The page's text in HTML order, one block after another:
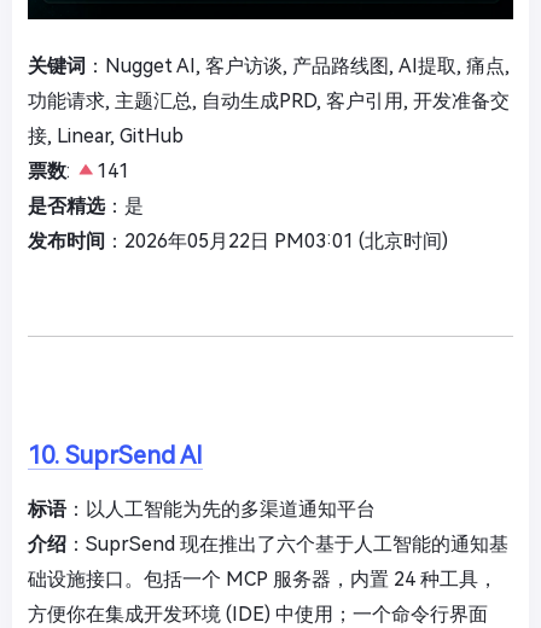
关键词 ：Nugget AI, 客户访谈, 产品路线图, AI提取, 痛点,
功能请求, 主题汇总, 自动生成PRD, 客户引用, 开发准备交
接, Linear, GitHub
票数:
141
是否精选：是
发布时间 ：2026年05月22日 PM03:01 (北京时间)
10. SuprSend AI
标语：以人工智能为先的多渠道通知平台
介绍 ：SuprSend 现在推出了六个基于人工智能的通知基
础设施接口。包括一个 MCP 服务器，内置 24 种工具，
方便你在集成开发环境 (IDE) 中使用；一个命令行界面